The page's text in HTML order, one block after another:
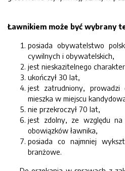
Ławnikiem może być wybrany
posiada obywatelstwo
cywilnych i obywatelskich,
jest nieskazitelnego
ukończył 30 lat,
jest zatrudniony, prowadzi
mieszka w miejscu
nie przekroczył 70 lat,
jest zdolny, ze względu na
obowiązków ławnika,
posiada co najmniej
branżowe.